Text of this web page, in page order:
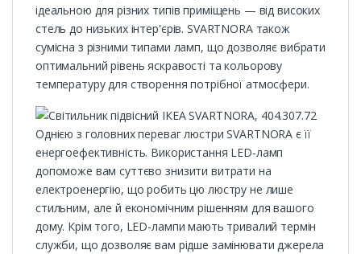
ідеальною для різних типів приміщень — від високих
стель до низьких інтер'єрів. SVARTNORA також
сумісна з різними типами ламп, що дозволяє вибрати
оптимальний рівень яскравості та кольорову
температуру для створення потрібної атмосфери.
Однією з головних переваг люстри SVARTNORA є її
енергоефективність. Використання LED-ламп
допоможе вам суттєво знизити витрати на
електроенергію, що робить цю люстру не лише
стильним, але й економічним рішенням для вашого
дому. Крім того, LED-лампи мають тривалий термін
служби, що дозволяє вам рідше замінювати джерела